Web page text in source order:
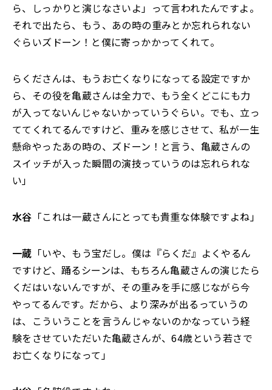
ら、しっかりと演じなさいよ」って言われたんですよ。
それで出たら、もう、あの時の重みとか忘れられない
ぐらいズドーン！と僕に寄っかかってくれて。
らくださんは、もうお亡くなりになってる設定ですか
ら、その役を亀蔵さんは全力で、もう全くどこにも力
が入ってないんじゃないかっていうぐらい。でも、立っ
ててくれてるんですけど、重みを感じさせて、私が一生
懸命やったあの時の、ズドーン！と言う、亀蔵さんの
スイッチが入った瞬間の演技っていうのは忘れられな
い」
水谷 「これは一蔵さんにとっても貴重な体験ですよね」
一蔵 「いや、もう宝だし。僕は『らくだ』よくやるん
ですけど、踊るシーンは、もちろん亀蔵さんの演じたら
くだはいないんですが、その重みを手に感じながら今
やってるんです。だから、より深みが出るっていうの
は、こういうことを言うんじゃないのかなっていう経
験をさせていただいた亀蔵さんが、64歳という若さで
お亡くなりになって」